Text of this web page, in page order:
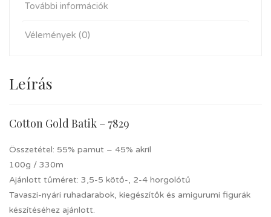
További információk
Vélemények (0)
Leírás
Cotton Gold Batik – 7829
Összetétel: 55% pamut – 45% akril
100g / 330m
Ajánlott tűméret: 3,5-5 kötő-, 2-4 horgolótű
Tavaszi-nyári ruhadarabok, kiegészítők és amigurumi figurák
készítéséhez ajánlott.